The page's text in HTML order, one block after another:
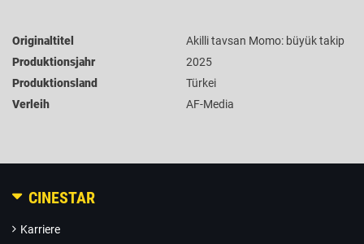
Originaltitel
Akilli tavsan Momo: büyük takip
Produktionsjahr
2025
Produktionsland
Türkei
Verleih
AF-Media
CINESTAR
Karriere